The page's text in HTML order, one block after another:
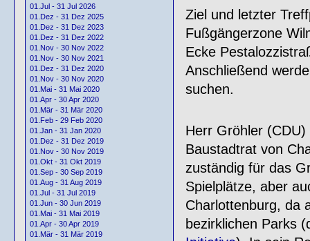
01.Jul - 31 Jul 2026
01.Dez - 31 Dez 2025
01.Dez - 31 Dez 2023
01.Dez - 31 Dez 2022
01.Nov - 30 Nov 2022
01.Nov - 30 Nov 2021
01.Dez - 31 Dez 2020
01.Nov - 30 Nov 2020
01.Mai - 31 Mai 2020
01.Apr - 30 Apr 2020
01.Mär - 31 Mär 2020
01.Feb - 29 Feb 2020
01.Jan - 31 Jan 2020
01.Dez - 31 Dez 2019
01.Nov - 30 Nov 2019
01.Okt - 31 Okt 2019
01.Sep - 30 Sep 2019
01.Aug - 31 Aug 2019
01.Jul - 31 Jul 2019
01.Jun - 30 Jun 2019
01.Mai - 31 Mai 2019
01.Apr - 30 Apr 2019
01.Mär - 31 Mär 2019
Ziel und letzter
Fußgängerzone
Ecke
Anschließend
suchen.
Herr Gröhler
Baustadtrat von
zuständig für das
Spielplätze, aber
Charlottenburg, da
bezirklichen Parks